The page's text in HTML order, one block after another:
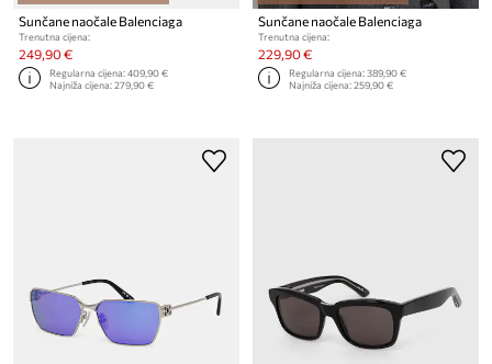
Sunčane naočale Balenciaga
Trenutna cijena:
249,90 €
Regularna cijena:409,90 €
Najniža cijena:279,90 €
Sunčane naočale Balenciaga
Trenutna cijena:
229,90 €
Regularna cijena:389,90 €
Najniža cijena:259,90 €